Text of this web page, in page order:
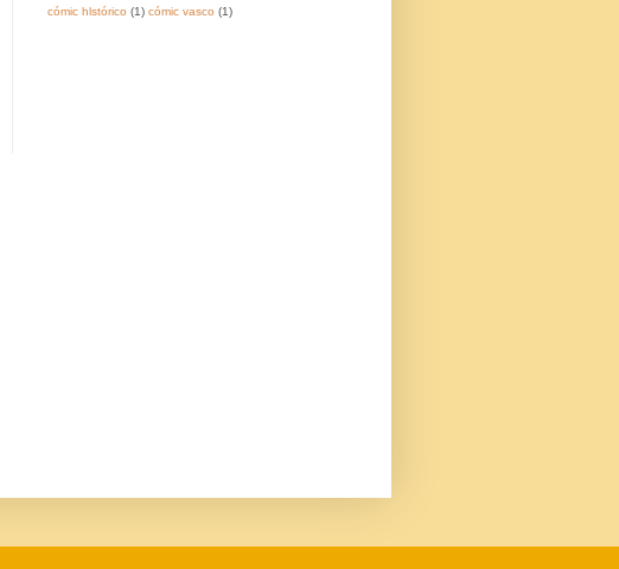
cómic hlstórico (1) cómic vasco (1)